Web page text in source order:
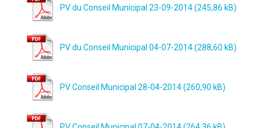
PV du Conseil Municipal 23-09-2014
PV du Conseil Municipal 04-07-2014
PV Conseil Municipal 28-04-2014